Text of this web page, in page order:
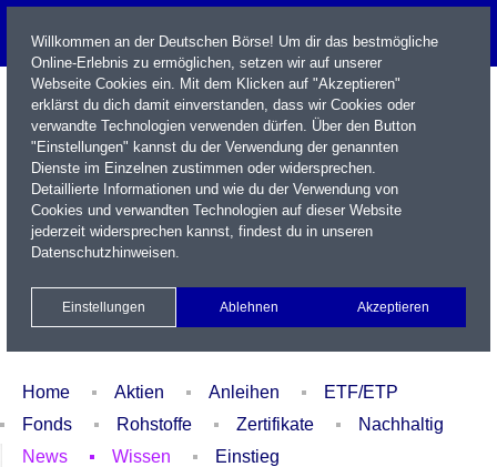
Name / WKN / ISIN / Kürzel
Xetra Realtime
Watchlist Portfolio Login
Home Aktien Anleihen
ETF/ETP
Fonds
Rohstoffe Zertifikate
Nachhaltig
News
Wissen Einstieg
Willkommen an der Deutschen Börse! Um dir das bestmögliche
Online-Erlebnis zu ermöglichen, setzen wir auf unserer
Webseite Cookies ein. Mit dem Klicken auf "Akzeptieren"
erklärst du dich damit einverstanden, dass wir Cookies oder
verwandte Technologien verwenden dürfen. Über den Button
"Einstellungen" kannst du der Verwendung der genannten
Dienste im Einzelnen zustimmen oder widersprechen.
Detaillierte Informationen und wie du der Verwendung von
Cookies und verwandten Technologien auf dieser Website
jederzeit widersprechen kannst, findest du in unseren
Datenschutzhinweisen.
Einstellungen Ablehnen Akzeptieren